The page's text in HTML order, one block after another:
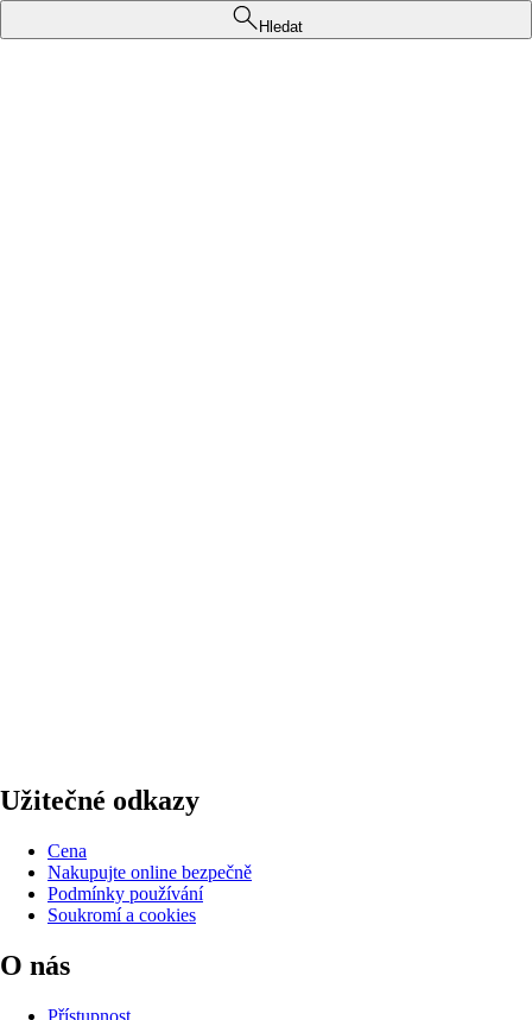
Hledat
Užitečné odkazy
Cena
Nakupujte online bezpečně
Podmínky používání
Soukromí a cookies
O nás
Přístupnost